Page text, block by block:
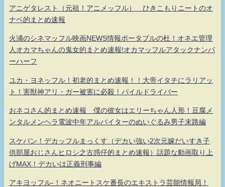
アニゲタレスト（元祖！アニメッフル） ひきこもりニートのオ
ナベ的まとめ速報
火浦のシネマッフル映画NEWS情報ポータブルの杜！オネエ管理
人オカマちゃんの鬼女的まとめ速報!オカマッフルアタックナンバ
ーハーフ
ユカ・ヨネッフル！初老的まとめ速報！！大帝イタチにラリアッ
ト！害獣神アリ・ガー被害に必殺！パイルドライバー
おネコさん的まとめ速報 僕の彼女はエリーちゃん人形！豆腐メ
ンタルメンヘラ電波中年アルバイターのぬいぐるみ男子末路編
スケバン！デカッフルまっくす（デカい強い2次元嫁だいすき子
供部屋おじさんヒロシ之古惑仔的まとめ速報）話題な動画取り上
げMAX！デカいは正義刑事編
アキヨッフル-！ネオニートスケ番長のエキストラ芸能情報局！